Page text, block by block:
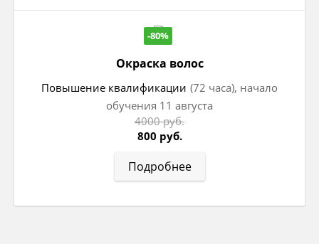
-80%
Окраска волос
Повышение квалификации (72 часа), начало
обучения 11 августа
4000 руб.
800 руб.
Подробнее